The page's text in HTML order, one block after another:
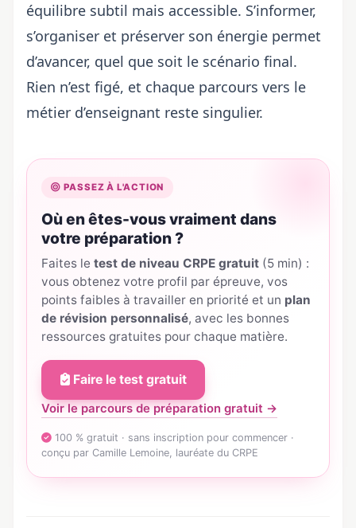
équilibre subtil mais accessible. S’informer,
s’organiser et préserver son énergie permet
d’avancer, quel que soit le scénario final.
Rien n’est figé, et chaque parcours vers le
métier d’enseignant reste singulier.
PASSEZ À L'ACTION
Où en êtes-vous vraiment dans
votre préparation ?
Faites letest de niveau CRPE gratuit (5 min) :
vous obtenez votre profil par épreuve, vos
points faibles à travailler en priorité et un plan
de révision personnalisé, avec les bonnes
ressources gratuites pour chaque matière.
Faire le test gratuit
Voir le parcours de préparation gratuit →
100 % gratuit · sans inscription pour commencer ·
conçu par Camille Lemoine, lauréate du CRPE